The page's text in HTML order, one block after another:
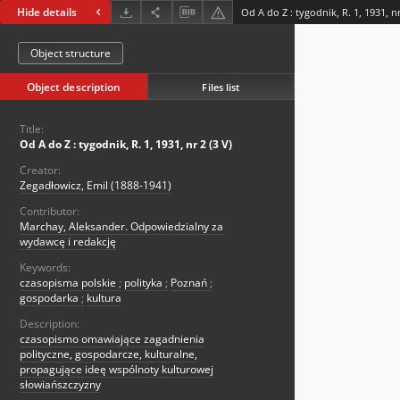
Hide details Od A do Z : tygodnik, R. 1, 1931,
Object structure
Object description Files list
Title:
Od A do Z : tygodnik, R. 1, 1931, nr 2 (3 V)
Creator:
Zegadłowicz, Emil (1888-1941)
Contributor:
Marchay, Aleksander. Odpowiedzialny za
wydawcę i redakcję
Keywords:
czasopisma polskie ; polityka ; Poznań ;
gospodarka ; kultura
Description:
czasopismo omawiające zagadnienia
polityczne, gospodarcze, kulturalne,
propagujące ideę wspólnoty kulturowej
słowiańszczyzny